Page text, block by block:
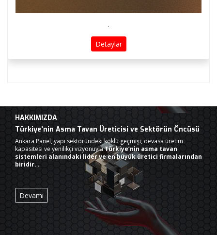
.
Detaylar
HAKKIMIZDA
Türkiye’nin Asma Tavan Üreticisi ve Sektörün Öncüsü
Ankara Panel, yapı sektöründeki köklü geçmişi, devasa üretim
kapasitesi ve yenilikçi vizyonuylaTürkiye’nin asma tavan
sistemleri alanındaki lider ve en büyük üretici firmalarından
biridir.…
Devamı